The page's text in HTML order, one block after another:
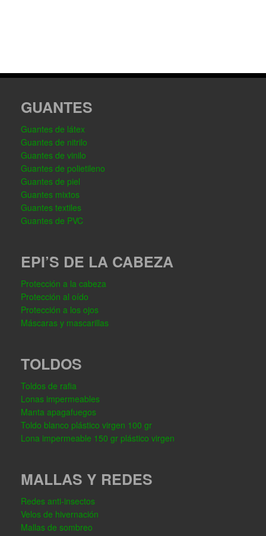
GUANTES
Guantes de látex
Guantes de nitrilo
Guantes de vinilo
Guantes de polietileno
Guantes de piel
Guantes mixtos
Guantes textiles
Guantes de PVC
EPI’S DE LA CABEZA
Protección a la cabeza
Protección al oído
Protección a los ojos
Máscaras y mascarillas
TOLDOS
Toldos de rafia
Lonas impermeables
Manta apagafuegos
Toldo blanco plástico virgen 100 gr
Lona impermeable 150 gr plástico virgen
MALLAS Y REDES
Redes anti-insectos
Velos de hivernación
Mallas de sombreo